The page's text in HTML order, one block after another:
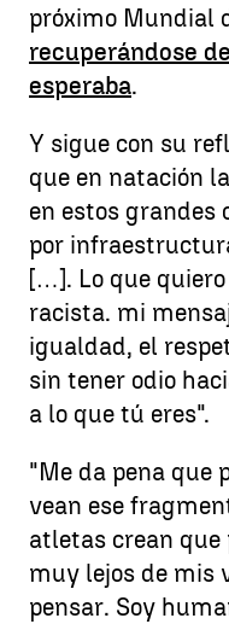
próximo Mundial
recuperándose
esperaba.
Y sigue con su
que en natación
en estos grandes
por
[…]. Lo que
racista. mi
igualdad, el
sin tener odio
a lo que tú eres".
"Me da pena que
vean ese
atletas crean que
muy lejos de mis
pensar. Soy